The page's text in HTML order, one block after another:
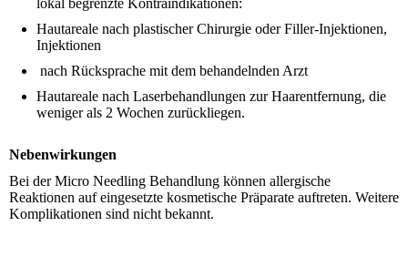
Hautareale nach plastischer Chirurgie oder Filler-Injektionen,
Injektionen
nach Rücksprache mit dem behandelnden Arzt
Hautareale nach Laserbehandlungen zur Haarentfernung, die
weniger als 2 Wochen zurückliegen.
Nebenwirkungen
Bei der Micro Needling Behandlung können allergische
Reaktionen auf eingesetzte kosmetische Präparate auftreten. Weitere
Komplikationen sind nicht bekannt.